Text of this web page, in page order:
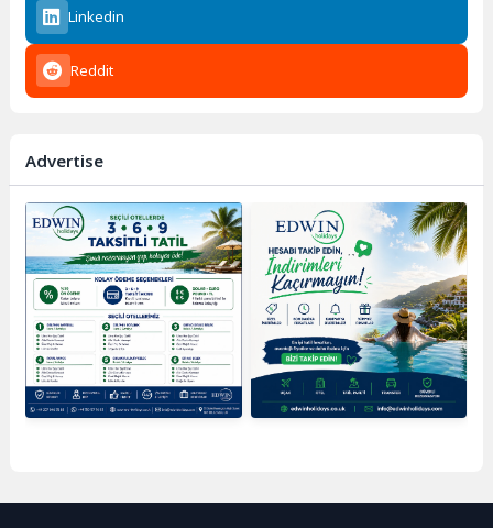
Linkedin
Reddit
Advertise